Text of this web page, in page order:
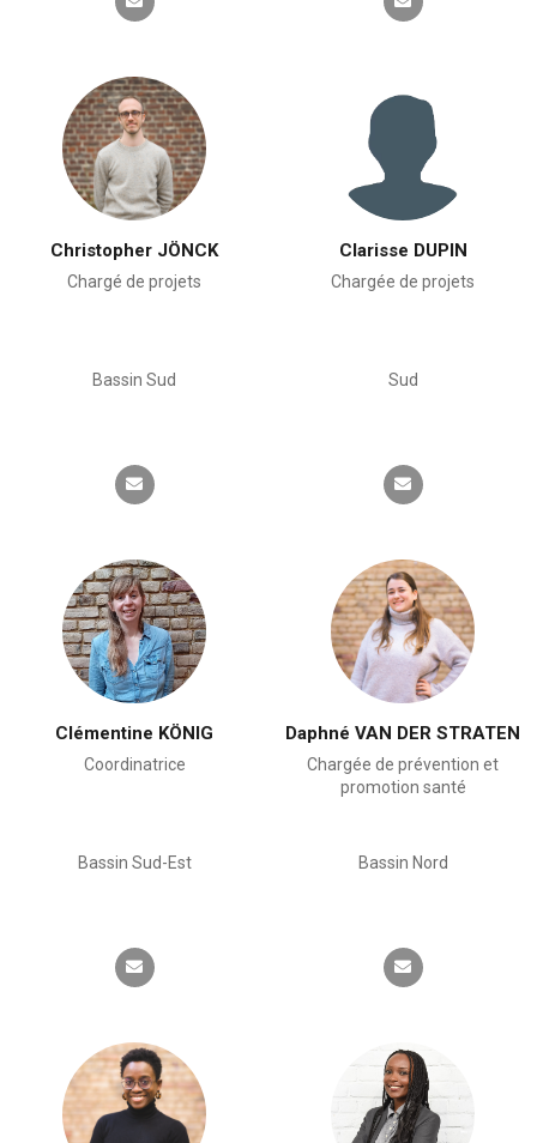
Christopher JÖNCK
Chargé de projets
Bassin Sud
Clarisse DUPIN
Chargée de projets
Sud
Clémentine KÖNIG
Coordinatrice
Bassin Sud-Est
Daphné VAN DER STRATEN
Chargée de prévention et
promotion santé
Bassin Nord